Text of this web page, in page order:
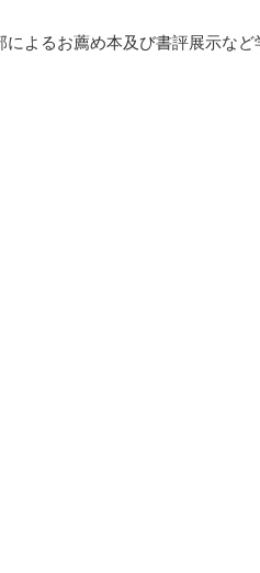
よるお薦め本及び書評展示など